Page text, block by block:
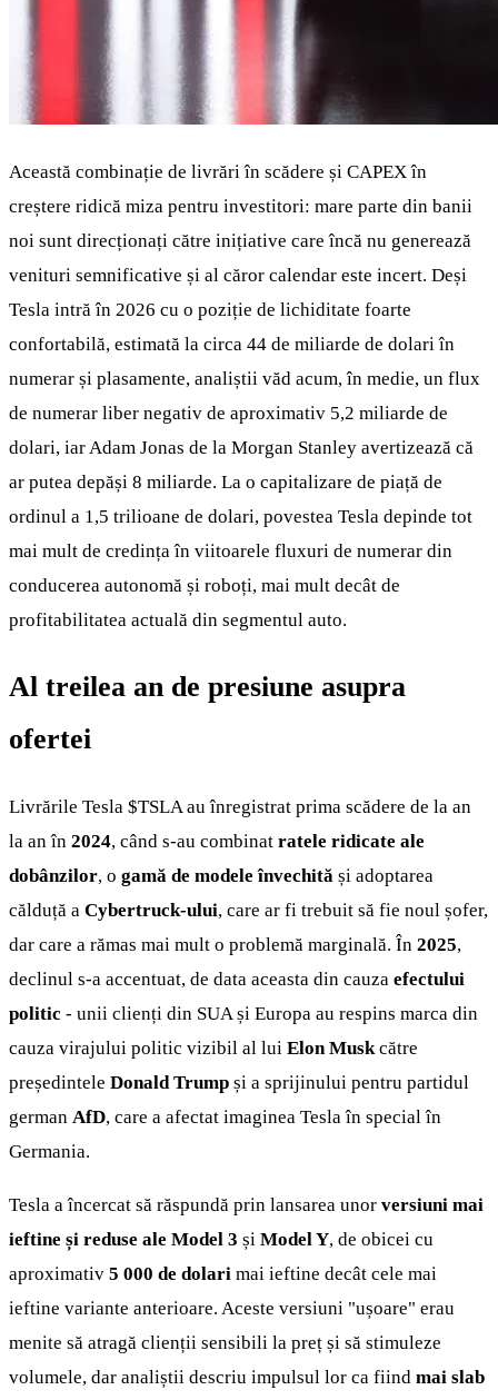
Această combinație de livrări în scădere și CAPEX în
creștere ridică miza pentru investitori: mare parte din banii
noi sunt direcționați către inițiative care încă nu generează
venituri semnificative și al căror calendar este incert. Deși
Tesla intră în 2026 cu o poziție de lichiditate foarte
confortabilă, estimată la circa 44 de miliarde de dolari în
numerar și plasamente, analiștii văd acum, în medie, un flux
de numerar liber negativ de aproximativ 5,2 miliarde de
dolari, iar Adam Jonas de la Morgan Stanley avertizează că
ar putea depăși 8 miliarde. La o capitalizare de piață de
ordinul a 1,5 trilioane de dolari, povestea Tesla depinde tot
mai mult de credința în viitoarele fluxuri de numerar din
conducerea autonomă și roboți, mai mult decât de
profitabilitatea actuală din segmentul auto.
Al treilea an de presiune asupra
ofertei
Livrările Tesla $TSLA au înregistrat prima scădere de la an
la an în 2024, când s-au combinat ratele ridicate ale
dobânzilor, o gamă de modele învechită și adoptarea
călduță a Cybertruck-ului, care ar fi trebuit să fie noul șofer,
dar care a rămas mai mult o problemă marginală. În 2025,
declinul s-a accentuat, de data aceasta din cauza efectului
politic - unii clienți din SUA și Europa au respins marca din
cauza virajului politic vizibil al lui Elon Musk către
președintele Donald Trump și a sprijinului pentru partidul
german AfD, care a afectat imaginea Tesla în special în
Germania.
Tesla a încercat să răspundă prin lansarea unor versiuni mai
ieftine și reduse ale Model 3 și Model Y, de obicei cu
aproximativ 5 000 de dolari mai ieftine decât cele mai
ieftine variante anterioare. Aceste versiuni "ușoare" erau
menite să atragă clienții sensibili la preț și să stimuleze
volumele, dar analiștii descriu impulsul lor ca fiind mai slab